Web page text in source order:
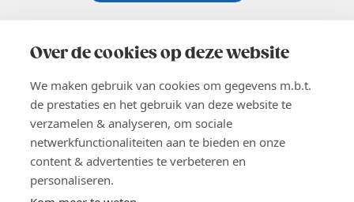
Over de cookies op deze website
We maken gebruik van cookies om gegevens m.b.t.
de prestaties en het gebruik van deze website te
verzamelen & analyseren, om sociale
netwerkfunctionaliteiten aan te bieden en onze
content & advertenties te verbeteren en
personaliseren.
02 229 81 11
EN